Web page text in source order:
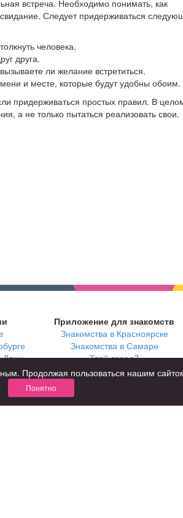
встреча. Необходимо понимать, как
Следует придерживаться
человека.
друга.
ли желание встретиться.
и месте, которые будут удобны обоим.
придерживаться простых правил. В
а не только пытаться реализовать свои.
Дону
Приложение для знакомств
Знакомства в Красноярске
Знакомства в Самаре
Твой город?
Продолжая пользоваться нашим
Понятно